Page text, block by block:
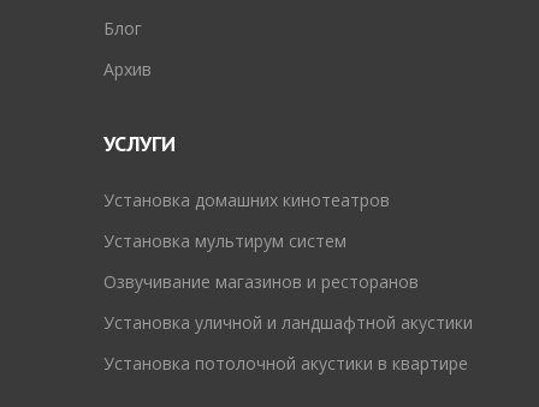
Блог
Архив
УСЛУГИ
Установка домашних кинотеатров
Установка мультирум систем
Озвучивание магазинов и ресторанов
Установка уличной и ландшафтной акустики
Установка потолочной акустики в квартире